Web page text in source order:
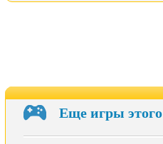
Еще игры